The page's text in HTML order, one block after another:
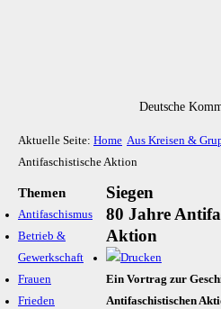
Deutsche
Aktuelle Seite: Home Aus Kreisen &
Antifaschistische Aktion
Themen
Antifaschismus
Betrieb &
Gewerkschaft
Frauen
Frieden
Siegen
80 Jahre
Aktion
Ein Vortrag zur
Antifaschistischen